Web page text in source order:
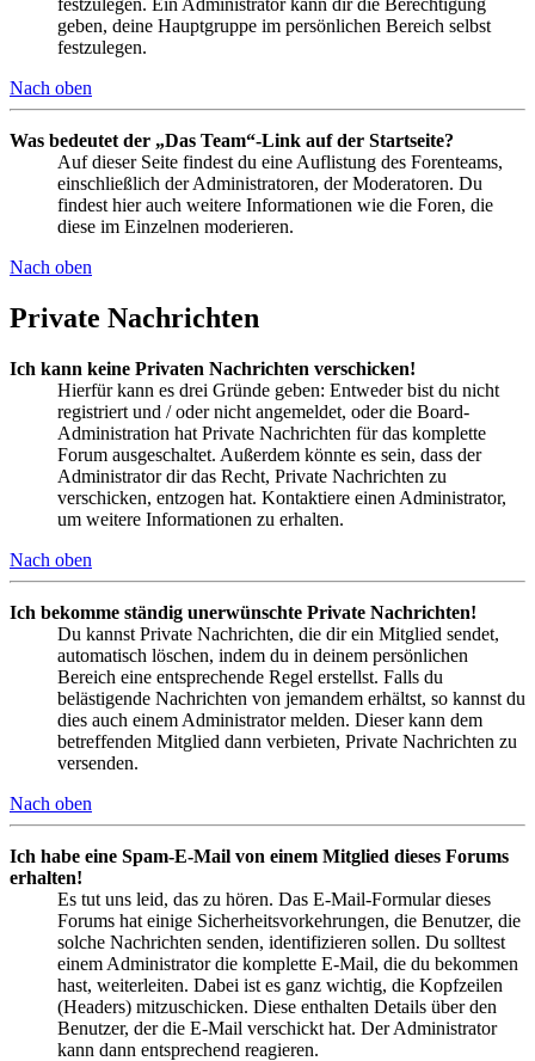
geben, deine Hauptgruppe im persönlichen Bereich selbst
festzulegen.
Nach oben
Was bedeutet der „Das Team“-Link auf der Startseite?
Auf dieser Seite findest du eine Auflistung des Forenteams,
einschließlich der Administratoren, der Moderatoren. Du
findest hier auch weitere Informationen wie die Foren, die
diese im Einzelnen moderieren.
Nach oben
Private Nachrichten
Ich kann keine Privaten Nachrichten verschicken!
Hierfür kann es drei Gründe geben: Entweder bist du nicht
registriert und / oder nicht angemeldet, oder die Board-
Administration hat Private Nachrichten für das komplette
Forum ausgeschaltet. Außerdem könnte es sein, dass der
Administrator dir das Recht, Private Nachrichten zu
verschicken, entzogen hat. Kontaktiere einen Administrator,
um weitere Informationen zu erhalten.
Nach oben
Ich bekomme ständig unerwünschte Private Nachrichten!
Du kannst Private Nachrichten, die dir ein Mitglied sendet,
automatisch löschen, indem du in deinem persönlichen
Bereich eine entsprechende Regel erstellst. Falls du
belästigende Nachrichten von jemandem erhältst, so kannst du
dies auch einem Administrator melden. Dieser kann dem
betreffenden Mitglied dann verbieten, Private Nachrichten zu
versenden.
Nach oben
Ich habe eine Spam-E-Mail von einem Mitglied dieses Forums
erhalten!
Es tut uns leid, das zu hören. Das E-Mail-Formular dieses
Forums hat einige Sicherheitsvorkehrungen, die Benutzer, die
solche Nachrichten senden, identifizieren sollen. Du solltest
einem Administrator die komplette E-Mail, die du bekommen
hast, weiterleiten. Dabei ist es ganz wichtig, die Kopfzeilen
(Headers) mitzuschicken. Diese enthalten Details über den
Benutzer, der die E-Mail verschickt hat. Der Administrator
kann dann entsprechend reagieren.